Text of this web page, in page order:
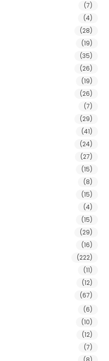
(7)
(4)
(28)
(19)
(35)
(26)
(19)
(26)
(7)
(29)
(41)
(24)
(27)
(15)
(8)
(15)
(4)
(15)
(29)
(16)
(222)
(11)
(12)
(67)
(6)
(10)
(12)
(7)